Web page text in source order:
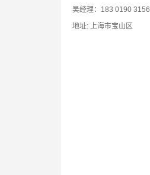
吴经理：183 0190 3156
地址: 上海市宝山区